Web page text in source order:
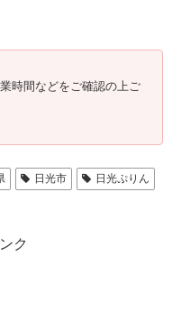
時間などをご確認の上ご
日光市
日光ぷりん
ク